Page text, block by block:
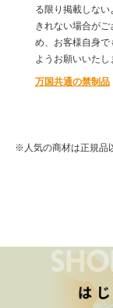
る限り掲載しな
きれない場合が
め、お客様自身
ようお願いいたし
万国共通の禁制品
※人気の商材は正規品